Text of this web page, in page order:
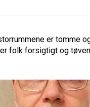
er tomme
folk forsigtigt og